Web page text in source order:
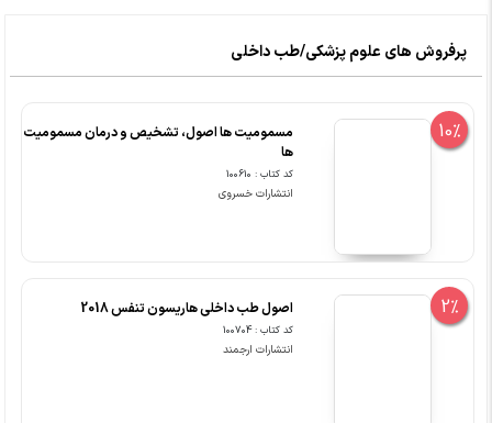
پرفروش های علوم پزشکی/طب داخلی
10%
مسمومیت ها اصول، تشخیص و درمان مسمومیت
ها
کد کتاب : 100610
انتشارات خسروی
2% اصول طب داخلی هاریسون تنفس 2018
کد کتاب : 100704
انتشارات ارجمند